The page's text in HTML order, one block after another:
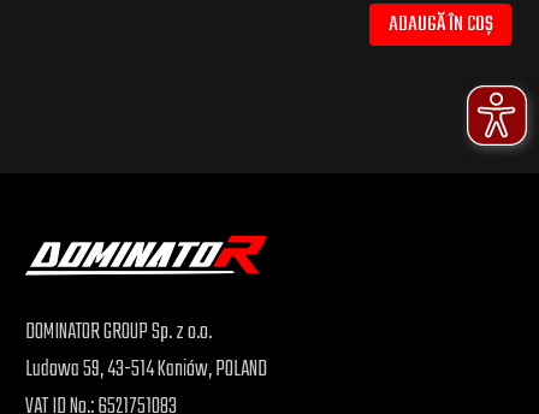
ADAUGĂ ÎN COȘ
DOMINATOR GROUP Sp. z o.o.
Ludowa 59, 43-514 Kaniów, POLAND
VAT ID No.: 6521751083